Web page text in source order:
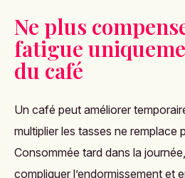
Ne plus
fatigue
du café
Un café peut améliorer
multiplier les tasses ne remplace
Consommée tard dans la
compliquer l’endormissement et